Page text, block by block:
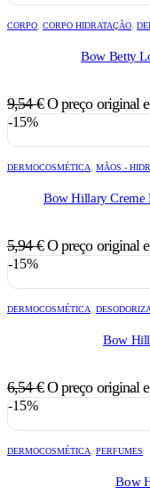
CORPO CORPO HIDRATAÇÃO
Bow Betty
9,54€ O preço original
-15%
DERMOCOSMÉTICA MÃOS -
Bow Hillary Creme
5,94€ O preço original
-15%
DERMOCOSMÉTICA
Bow
6,54€ O preço original
-15%
DERMOCOSMÉTICA PERFUMES
Bow